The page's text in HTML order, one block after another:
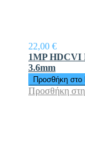
22,00 €
1MP HDCVI
3.6mm
Προσθήκη στο
Προσθήκη